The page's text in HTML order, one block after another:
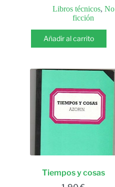
Libros técnicos, No
ficción
Añadir al carrito
Tiempos y cosas